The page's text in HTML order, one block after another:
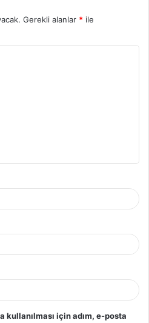
Gerekli alanlar * ile
kullanılması için adım, e-posta